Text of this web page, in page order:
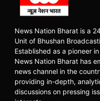
News Nation Bharat is a
Unit of Bhushan
Established as a pioneer
News Nation Bharat has
news channel in the
providing in-depth,
discussions on pressing